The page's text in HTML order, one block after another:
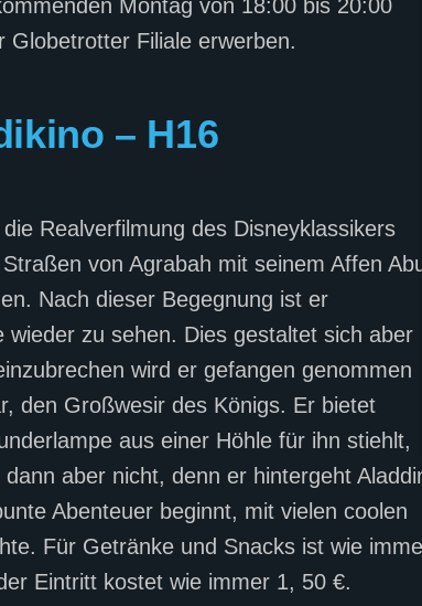
Montag von 18:00 bis 20:00
Filiale erwerben.
– H16
Realverfilmung des Disneyklassikers
von Agrabah mit seinem Affen
Nach dieser Begegnung ist er
zu sehen. Dies gestaltet sich aber
wird er gefangen genommen
den Großwesir des Königs. Er bietet
aus einer Höhle für ihn stiehlt,
aber nicht, denn er hintergeht
Abenteuer beginnt, mit vielen coolen
Für Getränke und Snacks ist wie
Eintritt kostet wie immer 1, 50 €.